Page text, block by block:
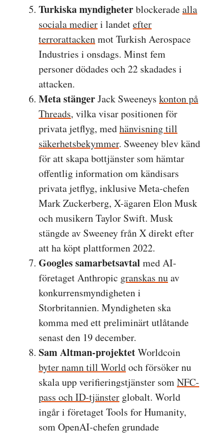
Turkiska myndigheterblockeradealla
sociala medieri landetefter
terrorattackenmot Turkish Aerospace
Industries i onsdags. Minst fem
personer dödades och 22 skadades i
attacken.
Meta stängerJack Sweeneys konton på
Threads, vilka visar positionen för
privata jetflyg, medhänvisning till
säkerhetsbekymmer. Sweeney blev känd
för att skapa bottjänster som hämtar
offentlig information om kändisars
privata jetflyg, inklusive Meta-chefen
Mark Zuckerberg, X-ägaren Elon Musk
och musikern Taylor Swift. Musk
stängde av Sweeney från X direkt efter
att ha köpt plattformen 2022.
Googles samarbetsavtal med AI-
företaget Anthropic granskas nuav
konkurrensmyndigheten i
Storbritannien. Myndigheten ska
komma med ett preliminärt utlåtande
senast den 19 december.
Sam Altman-projektetWorldcoin
byter namn till Worldoch försöker nu
skala upp verifieringstjänster somNFC-
pass och ID-tjänster globalt. World
ingår i företaget Tools for Humanity,
som OpenAI-chefen grundade